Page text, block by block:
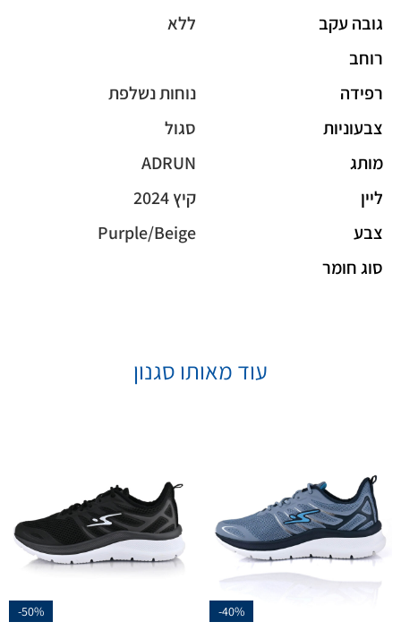
גובה עקב
ללא
רוחב
רפידה
נוחות נשלפת
צבעוניות
סגול
מותג
ADRUN
ליין
קיץ 2024
צבע
Purple/Beige
סוג חומר
עוד מאותו סגנון
-40%
-50%